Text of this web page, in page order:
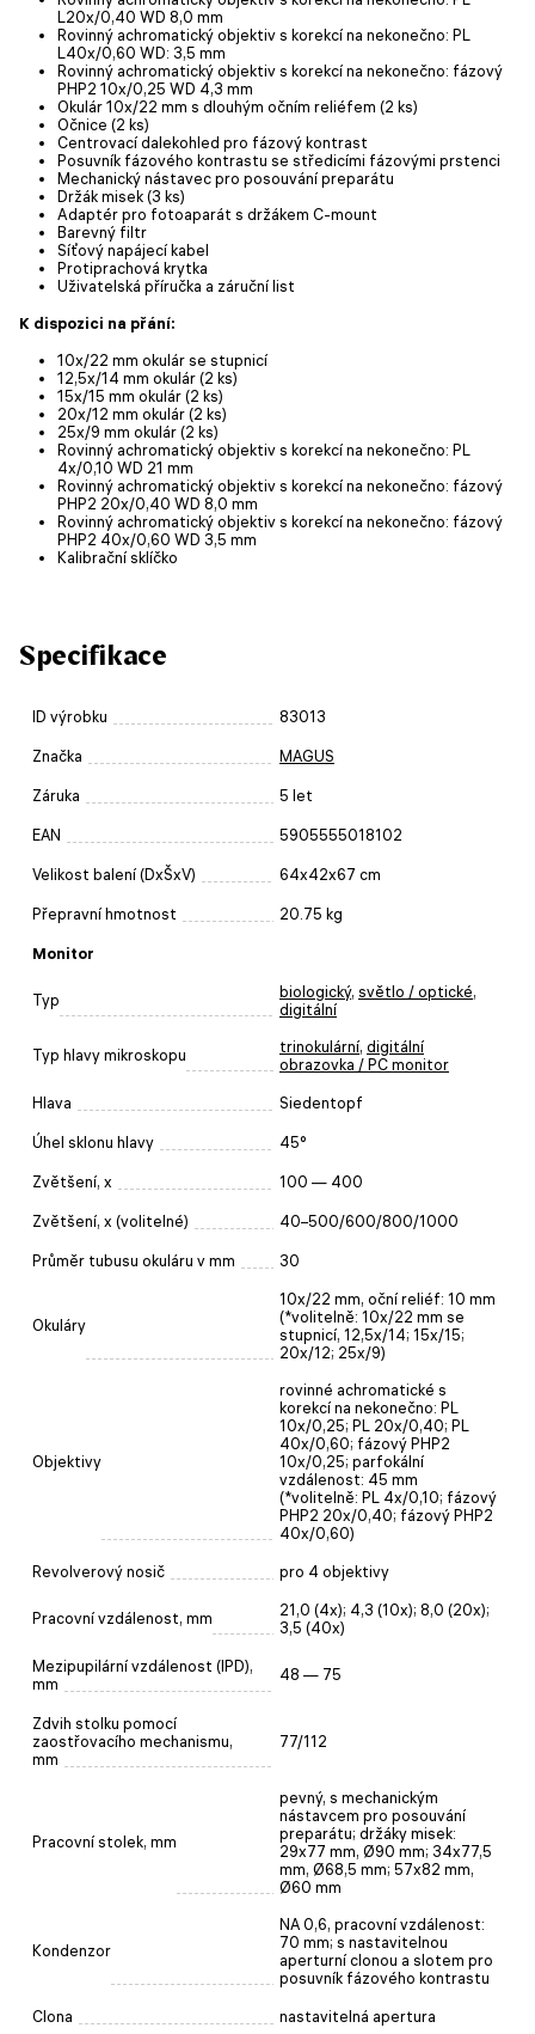
L20х/0,40 WD 8,0 mm
Rovinný achromatický objektiv s korekcí na nekonečno: PL
L40х/0,60 WD: 3,5 mm
Rovinný achromatický objektiv s korekcí na nekonečno: fázový
PHP2 10x/0,25 WD 4,3 mm
Okulár 10x/22 mm s dlouhým očním reliéfem (2 ks)
Očnice (2 ks)
Centrovací dalekohled pro fázový kontrast
Posuvník fázového kontrastu se středicími fázovými prstenci
Mechanický nástavec pro posouvání preparátu
Držák misek (3 ks)
Adaptér pro fotoaparát s držákem C-mount
Barevný filtr
Síťový napájecí kabel
Protiprachová krytka
Uživatelská příručka a záruční list
K dispozici na přání:
10x/22 mm okulár se stupnicí
12,5x/14 mm okulár (2 ks)
15x/15 mm okulár (2 ks)
20x/12 mm okulár (2 ks)
25x/9 mm okulár (2 ks)
Rovinný achromatický objektiv s korekcí na nekonečno: PL
4x/0,10 WD 21 mm
Rovinný achromatický objektiv s korekcí na nekonečno: fázový
PHP2 20x/0,40 WD 8,0 mm
Rovinný achromatický objektiv s korekcí na nekonečno: fázový
PHP2 40x/0,60 WD 3,5 mm
Kalibrační sklíčko
Specifikace
ID výrobku 83013
Značka MAGUS
Záruka 5 let
EAN 5905555018102
Velikost balení (DxŠxV) 64x42x67 cm
Přepravní hmotnost 20.75 kg
Monitor
Typ biologický, světlo / optické,
digitální
Typ hlavy mikroskopu trinokulární, digitální
obrazovka / PC monitor
Hlava Siedentopf
Úhel sklonu hlavy 45°
Zvětšení, x 100 — 400
Zvětšení, x (volitelné) 40–500/600/800/1000
Průměr tubusu okuláru v mm 30
Okuláry
10x/22 mm, oční reliéf: 10 mm
(*volitelně: 10x/22 mm se
stupnicí, 12,5x/14; 15x/15;
20x/12; 25x/9)
Objektivy
rovinné achromatické s
korekcí na nekonečno: PL
10x/0,25; PL 20x/0,40; PL
40x/0,60; fázový PHP2
10x/0,25; parfokální
vzdálenost: 45 mm
(*volitelně: PL 4x/0,10; fázový
PHP2 20x/0,40; fázový PHP2
40x/0,60)
Revolverový nosič pro 4 objektivy
Pracovní vzdálenost, mm
21,0 (4x); 4,3 (10x); 8,0 (20х);
3,5 (40x)
Mezipupilární vzdálenost (IPD),
mm
48 — 75
Zdvih stolku pomocí
zaostřovacího mechanismu,
mm
77/112
Pracovní stolek, mm
pevný, s mechanickým
nástavcem pro posouvání
preparátu; držáky misek:
29x77 mm, Ø90 mm; 34x77,5
mm, Ø68,5 mm; 57x82 mm,
Ø60 mm
Kondenzor
NA 0,6, pracovní vzdálenost:
70 mm; s nastavitelnou
aperturní clonou a slotem pro
posuvník fázového kontrastu
Clona nastavitelná apertura